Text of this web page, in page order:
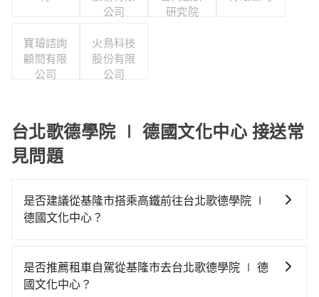
公司
研究院
寶璿諮詢
顧問有限
公司
火鳥科技
股份有限
公司
台北歌德學院 ∣ 德國文化中心 接送常
見問題
是否建議從基隆市搭乘高鐵前往台北歌德學院 ∣
德國文化中心？
選擇，高鐵較貴、費時、轉車麻煩！南港-台北雖然一天
最多時有101班車次，從最早06:15到22:50，過了末班
是否推薦租車自駕從基隆市去台北歌德學院 ∣ 德
國文化中心？